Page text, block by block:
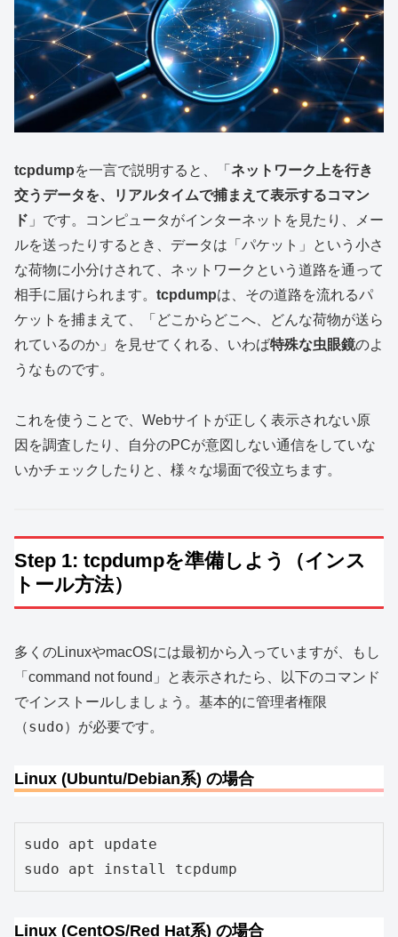
tcpdumpを一言で説明すると、「 ネットワーク上を行き
交うデータを、リアルタイムで捕まえて表示するコマン
ド 」です。コンピュータがインターネットを見たり、メー
ルを送ったりするとき、データは「パケット」という小さ
な荷物に小分けされて、ネットワークという道路を通って
相手に届けられます。 tcpdumpは、その道路を流れるパ
ケットを捕まえて、「どこからどこへ、どんな荷物が送ら
れているのか」を見せてくれる、いわば特殊な虫眼鏡のよ
うなものです。
これを使うことで、Webサイトが正しく表示されない原
因を調査したり、自分のPCが意図しない通信をしていな
いかチェックしたりと、様々な場面で役立ちます。
Step 1: tcpdumpを準備しよう（インス
トール方法）
多くのLinuxやmacOSには最初から入っていますが、もし
「command not found」と表示されたら、以下のコマンド
でインストールしましょう。基本的に管理者権限
（sudo）が必要です。
Linux (Ubuntu/Debian系) の場合
sudo apt update
sudo apt install tcpdump
Linux (CentOS/Red Hat系) の場合